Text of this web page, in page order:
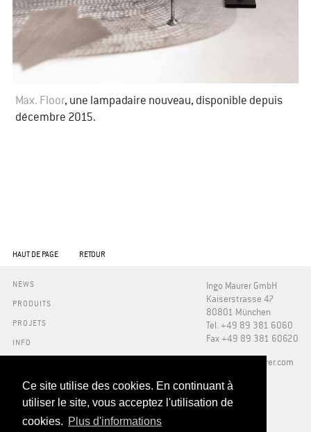
Ce site utilise des cookies. En continuant à
utiliser le site, vous acceptez l'utilisation de
cookies. Plus d'informations
​Max. Floor, une lampadaire nouveau, disponible depuis
décembre 2015.
HAUT DE PAGE RETOUR
NEWS
PRODUITS
PROJETS
INFO
SHOWROOMS
FAQ
REVENDEURS
Ingo Maurer GmbH
Kaiserstrasse 47
80801 München
Tel. +49 89 381 6060
Fax +49 89 381 60620
​info@ingo-maurer.com